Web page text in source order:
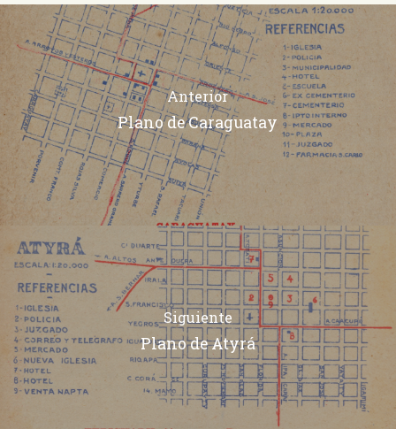
Anterior
Plano de Caraguatay
Siguiente
Plano de Atyrá